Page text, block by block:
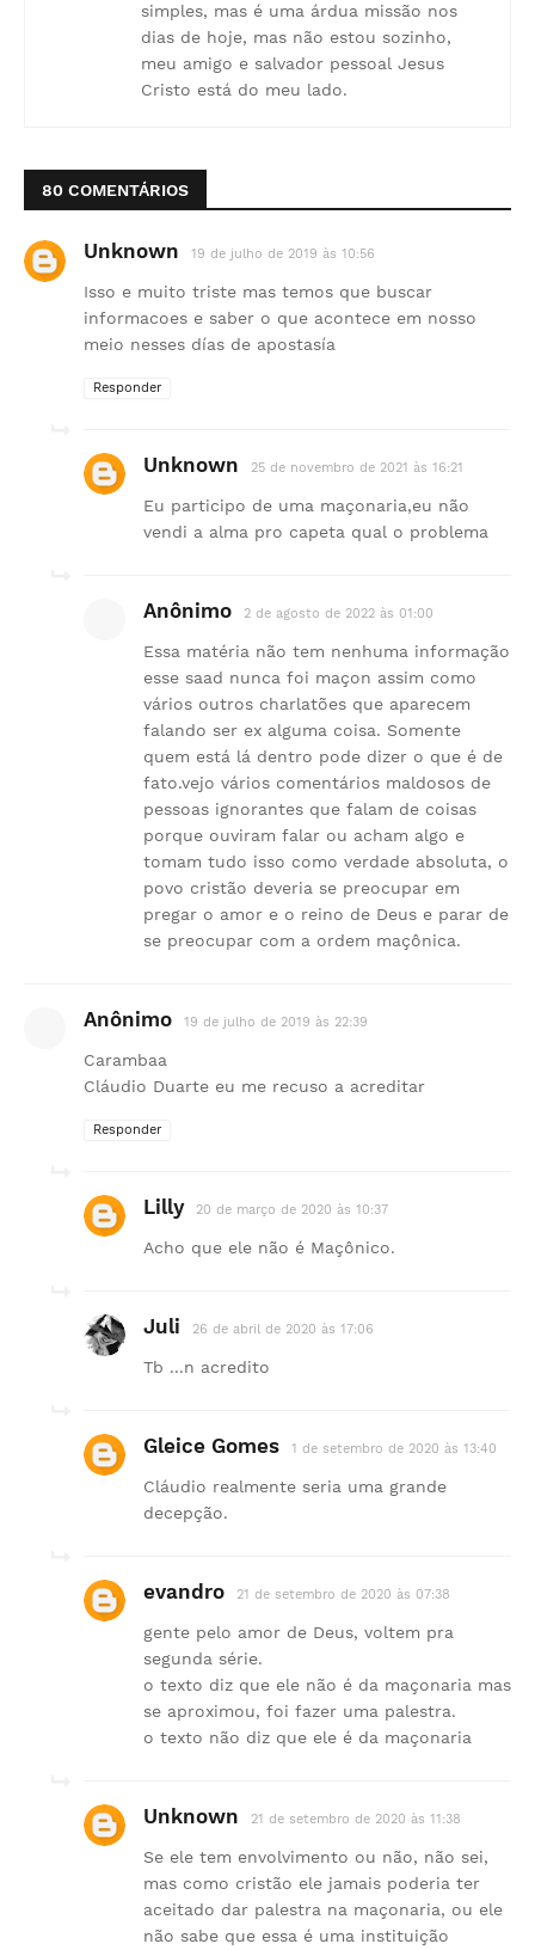
simples, mas é uma árdua missão nos
dias de hoje, mas não estou sozinho,
meu amigo e salvador pessoal Jesus
Cristo está do meu lado.
80 COMENTÁRIOS
Unknown 19 de julho de 2019 às 10:56
Isso e muito triste mas temos que buscar
informacoes e saber o que acontece em nosso
meio nesses días de apostasía
Responder
Unknown 25 de novembro de 2021 às 16:21
Eu participo de uma maçonaria,eu não
vendi a alma pro capeta qual o problema
Anônimo 2 de agosto de 2022 às 01:00
Essa matéria não tem nenhuma informação
esse saad nunca foi maçon assim como
vários outros charlatões que aparecem
falando ser ex alguma coisa. Somente
quem está lá dentro pode dizer o que é de
fato.vejo vários comentários maldosos de
pessoas ignorantes que falam de coisas
porque ouviram falar ou acham algo e
tomam tudo isso como verdade absoluta, o
povo cristão deveria se preocupar em
pregar o amor e o reino de Deus e parar de
se preocupar com a ordem maçônica.
Anônimo 19 de julho de 2019 às 22:39
Carambaa
Cláudio Duarte eu me recuso a acreditar
Responder
Lilly 20 de março de 2020 às 10:37
Acho que ele não é Maçônico.
Juli 26 de abril de 2020 às 17:06
Tb ...n acredito
Gleice Gomes 1 de setembro de 2020 às 13:40
Cláudio realmente seria uma grande
decepção.
evandro 21 de setembro de 2020 às 07:38
gente pelo amor de Deus, voltem pra
segunda série.
o texto diz que ele não é da maçonaria mas
se aproximou, foi fazer uma palestra.
o texto não diz que ele é da maçonaria
Unknown 21 de setembro de 2020 às 11:38
Se ele tem envolvimento ou não, não sei,
mas como cristão ele jamais poderia ter
aceitado dar palestra na maçonaria, ou ele
não sabe que essa é uma instituição